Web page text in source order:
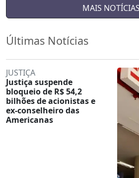
MAIS NOTÍCIAS
Últimas Notícias
JUSTIÇA
Justiça suspende
bloqueio de R$ 54,2
bilhões de acionistas e
ex-conselheiro das
Americanas